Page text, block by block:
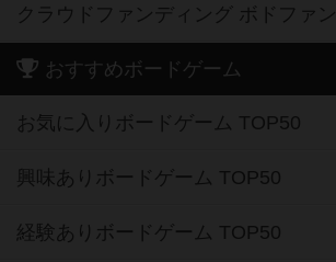
クラウドファンディング ボドファン
おすすめボードゲーム
お気に入りボードゲーム TOP50
興味ありボードゲーム TOP50
経験ありボードゲーム TOP50